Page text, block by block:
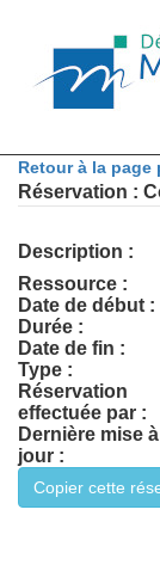
Retour à la page
Description :
Ressource :
Date de début :
Durée :
Date de fin :
Type :
Réservation
effectuée par :
Dernière mise à
jour :